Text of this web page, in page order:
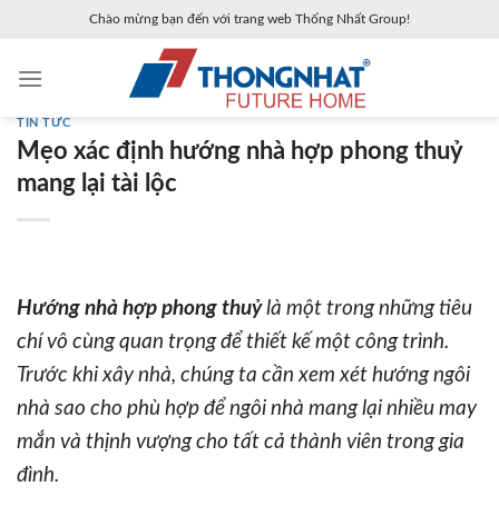
content
Chào mừng bạn đến với trang web Thống Nhất Group!
TIN TỨC
Mẹo xác định hướng nhà hợp phong thuỷ
mang lại tài lộc
Hướng nhà hợp phong thuỷlà một trong những tiêu
chí vô cùng quan trọng để thiết kế một công trình.
Trước khi xây nhà, chúng ta cần xem xét hướng ngôi
nhà sao cho phù hợp để ngôi nhà mang lại nhiều may
mắn và thịnh vượng cho tất cả thành viên trong gia
đình.